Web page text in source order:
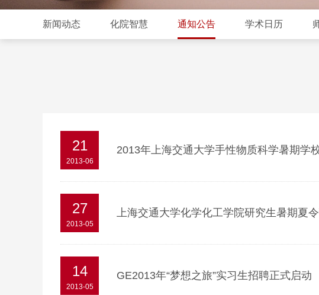
新闻动态 化院智慧 通知公告 学术日历
21
2013-06
2013年上海交通大学手性物质科学暑期学
27
2013-05
上海交通大学化学化工学院研究生暑期夏
14
2013-05
GE2013年“梦想之旅”实习生招聘正式启动